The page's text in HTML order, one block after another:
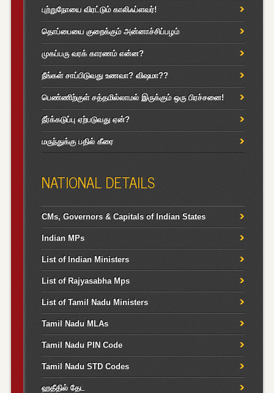
புற்றுநோயை விரட்டும் காலிஃப்ளவர்!
தொப்பையை குறைக்கும் அன்னாச்சிப்பழம்
முகப்பரு வரக் காரணம் என்ன?
நீங்கள் சாப்பிடுவது உணவா? விஷமா??
பெண்ணிற்குள் சத்தமில்லாமல் இருக்கும் ஒரு பிரச்சனை!
நீர்க்கடுப்பு ஏற்படுவது ஏன்?
மருந்துக்கு பதில் கீரை
NATIONAL DETAILS
CMs, Governors & Capitals of Indian States
Indian MPs
List of Indian Ministers
List of Rajyasabha Mps
List of Tamil Nadu Ministers
Tamil Nadu MLAs
Tamil Nadu PIN Code
Tamil Nadu STD Codes
ஹதீதில் தேட